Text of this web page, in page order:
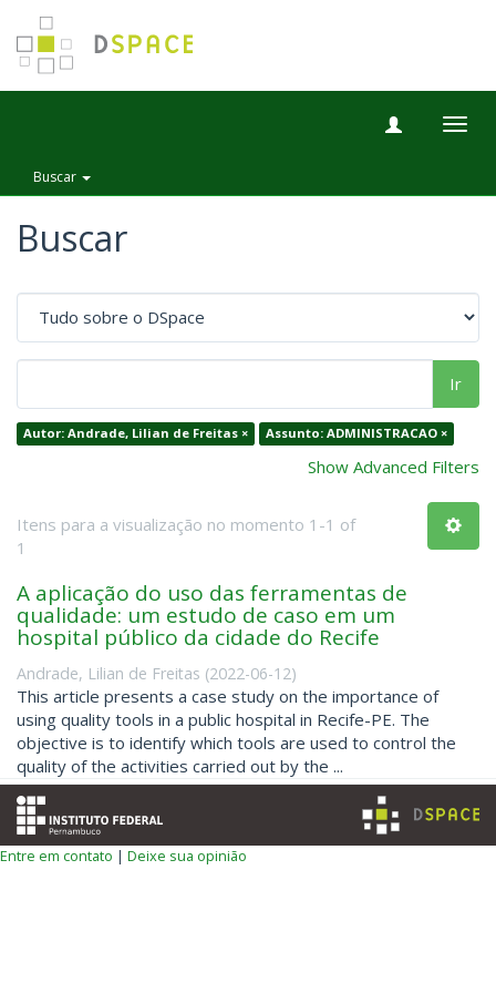
Buscar
Buscar
Ir
Autor: Andrade, Lilian de Freitas × Assunto: ADMINISTRACAO ×
Show Advanced Filters
Itens para a visualização no momento 1-1 of
1
A aplicação do uso das ferramentas de
qualidade: um estudo de caso em um
hospital público da cidade do Recife
Andrade, Lilian de Freitas (2022-06-12)
This article presents a case study on the importance of
using quality tools in a public hospital in Recife-PE. The
objective is to identify which tools are used to control the
quality of the activities carried out by the ...
Entre em contato | Deixe sua opinião